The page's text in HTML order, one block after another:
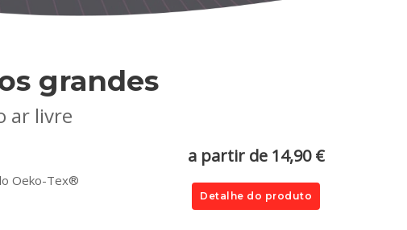
grandes
ar livre
Oeko-Tex®
a partir de 14,90 €
Detalhe do produto